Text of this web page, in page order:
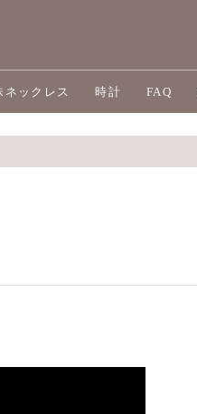
ネックレス 時計 FAQ